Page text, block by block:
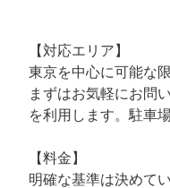
【対応エリア】
東京を中心に可能な
まずはお気軽にお問
を利用します。駐車
【料金】
明確な基準は決めて